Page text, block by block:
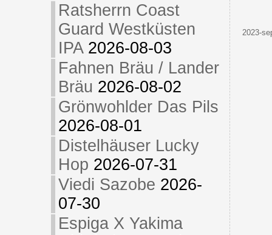
Ratsherrn Coast
Guard Westküsten
IPA 2026-08-03
Fahnen Bräu / Lander
Bräu 2026-08-02
Grönwohlder Das Pils
2026-08-01
Distelhäuser Lucky
Hop 2026-07-31
Viedi Sazobe 2026-
07-30
Espiga X Yakima
2023-